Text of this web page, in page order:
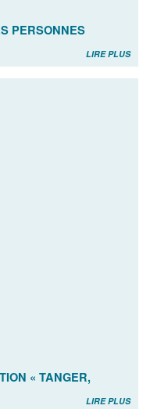
PERSONNES
LIRE PLUS
« TANGER,
LIRE PLUS